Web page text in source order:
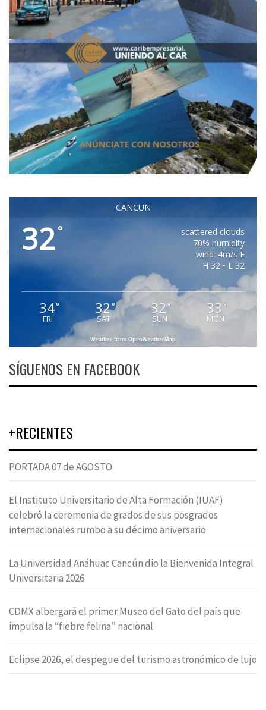
CANCUN
32 °
scattered clouds
70% humidity
wind: 4m/s E
H 32 • L 32
34°
FRI
32°
SAT
32 °
SUN
33 °
MON
Weather from OpenWeatherMap
SÍGUENOS EN FACEBOOK
+RECIENTES
PORTADA 07 de AGOSTO
El Instituto Universitario de Alta Formación (IUAF)
celebró la ceremonia de grados de sus posgrados
internacionales rumbo a su décimo aniversario
La Universidad Anáhuac Cancún dio la Bienvenida Integral
Universitaria 2026
CDMX albergará el primer Museo del Gato del país que
impulsa la “fiebre felina” nacional
Eclipse 2026, el despegue del turismo astronómico de lujo